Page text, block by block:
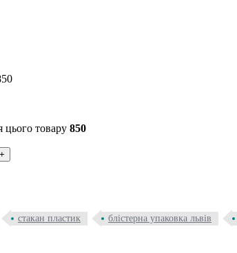
цього товару 850
+
стакан пластик блістерна упаковка львів